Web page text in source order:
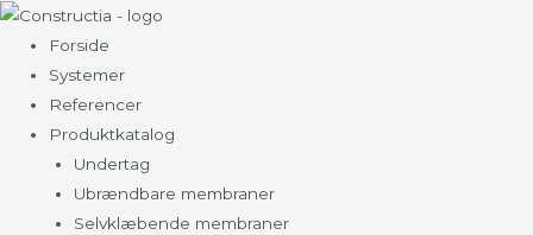
Gå
indholdet
Forside
Systemer
Referencer
Produktkatalog
Undertag
Ubrændbare membraner
Selvklæbende membraner